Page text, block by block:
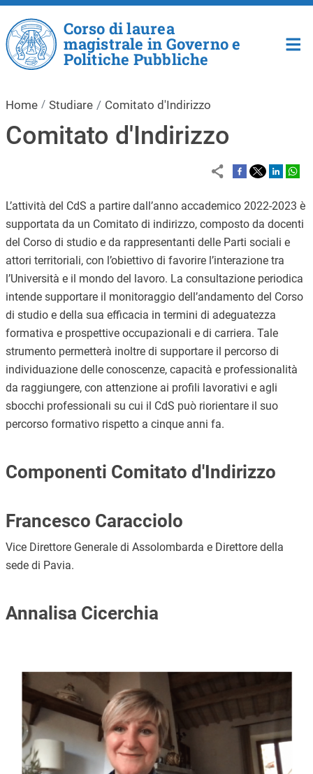
Salta al contenuto principale
Corso di laurea
magistrale in Governo e
Politiche Pubbliche
Home Studiare Comitato d'Indirizzo
Comitato d'Indirizzo
L’attività del CdS a partire dall’anno accademico 2022-2023 è
supportata da un Comitato di indirizzo, composto da docenti
del Corso di studio e da rappresentanti delle Parti sociali e
attori territoriali, con l’obiettivo di favorire l’interazione tra
l’Università e il mondo del lavoro. La consultazione periodica
intende supportare il monitoraggio dell’andamento del Corso
di studio e della sua efficacia in termini di adeguatezza
formativa e prospettive occupazionali e di carriera. Tale
strumento permetterà inoltre di supportare il percorso di
individuazione delle conoscenze, capacità e professionalità
da raggiungere, con attenzione ai profili lavorativi e agli
sbocchi professionali su cui il CdS può riorientare il suo
percorso formativo rispetto a cinque anni fa.
Componenti Comitato d'Indirizzo
Francesco Caracciolo
Vice Direttore Generale di Assolombarda e Direttore della
sede di Pavia.
Annalisa Cicerchia